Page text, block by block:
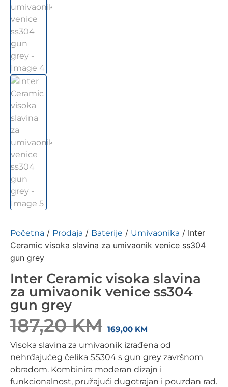
Početna / Prodaja / Baterije / Umivaonika / Inter
Ceramic visoka slavina za umivaonik venice ss304
gun grey
Inter Ceramic visoka slavina
za umivaonik venice ss304
gun grey
187,20KM 169,00 KM
Visoka slavina za umivaonik izrađena od
nehrđajućeg čelika SS304 s gun grey završnom
obradom. Kombinira moderan dizajn i
funkcionalnost, pružajući dugotrajan i pouzdan rad.